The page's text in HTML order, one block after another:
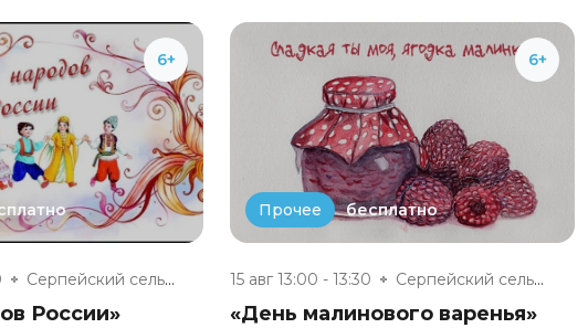
6+
Серпейский сельский дом культу...
России»
6+
Прочее бесплатно
15 авг 13:00 - 13:30 Серпейский сельский дом культу...
«День малинового варенья»